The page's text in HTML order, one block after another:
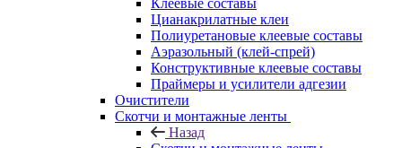
Клеевые составы
Цианакрилатные клеи
Полиуретановые клеевые составы
Аэразольный (клей-спрей)
Конструктивные клеевые составы
Праймеры и усилители адгезии
Очистители
Скотчи и монтажные ленты
Назад